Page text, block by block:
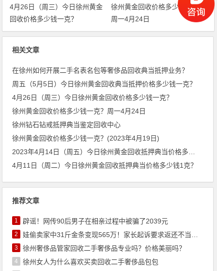
4月26日（周三）今日徐州黄金
回收价格多少钱一克？
徐州黄金回收价格多少钱一克？
周一4月24日
相关文章
在徐州如何开展二手名表名包等奢侈品回收典当抵押业务？
周五（5月5日）今日徐州黄金回收典当抵押价格多少钱一克？
4月26日（周三）今日徐州黄金回收价格多少钱一克？
徐州黄金回收价格多少钱一克？周一4月24日
徐州钻石钻戒抵押典当鉴定回收中心
徐州黄金回收价格多少钱一克？(2023年4月19日)
2023年4月14日（周五）今日徐州黄金回收抵押典当价格多少钱1克？
4月11日（周二）今日徐州黄金回收抵押典当价格多少钱1克？
推荐文章
1 辟谣！网传90后男子在相亲过程中被骗了2039元
2 娃偷卖家中31斤金条变现565万！家长起诉要求返还不当得利！
3 徐州奢侈品管家回收二手奢侈品专业吗？价格美丽吗？
4 徐州女人为什么喜欢买卖回收二手奢侈品包包